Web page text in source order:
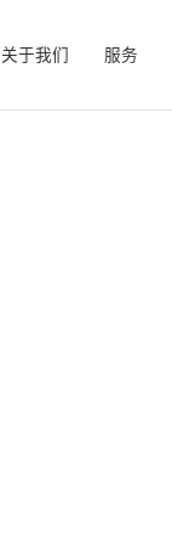
关于我们 服务